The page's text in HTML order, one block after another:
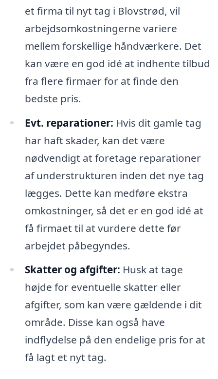
et firma til nyt tag i Blovstrød, vil
arbejdsomkostningerne variere
mellem forskellige håndværkere. Det
kan være en god idé at indhente tilbud
fra flere firmaer for at finde den
bedste pris.
Evt. reparationer: Hvis dit gamle tag
har haft skader, kan det være
nødvendigt at foretage reparationer
af understrukturen inden det nye tag
lægges. Dette kan medføre ekstra
omkostninger, så det er en god idé at
få firmaet til at vurdere dette før
arbejdet påbegyndes.
Skatter og afgifter: Husk at tage
højde for eventuelle skatter eller
afgifter, som kan være gældende i dit
område. Disse kan også have
indflydelse på den endelige pris for at
få lagt et nyt tag.